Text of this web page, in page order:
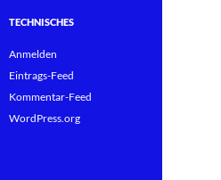
TECHNISCHES
Anmelden
Eintrags-Feed
Kommentar-Feed
WordPress.org